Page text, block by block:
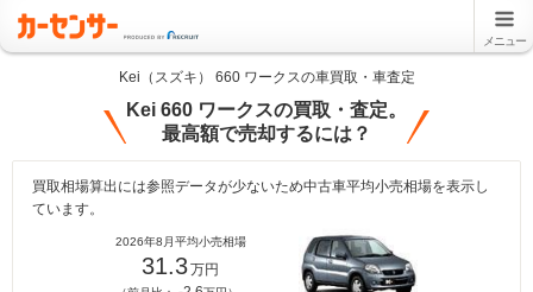
メニュー
Kei（スズキ） 660 ワークスの車買取・車査定
Kei 660 ワークスの買取・査定。
最高額で売却するには？
買取相場算出には参照データが少ないため中古車平均小売相場を表示し
ています。
2026年8月平均小売相場
31.3万円